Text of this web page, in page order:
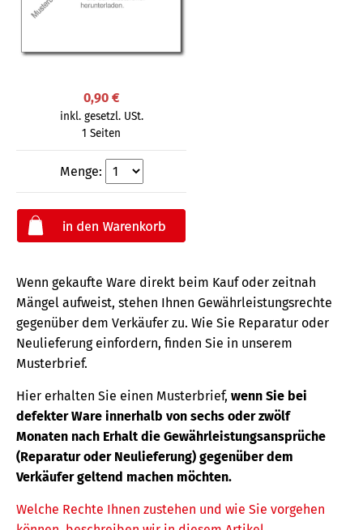
0,90 €
inkl. gesetzl. USt.
1 Seiten
Menge:
Wenn gekaufte Ware direkt beim Kauf oder zeitnah
Mängel aufweist, stehen Ihnen Gewährleistungsrechte
gegenüber dem Verkäufer zu. Wie Sie Reparatur oder
Neulieferung einfordern, finden Sie in unserem
Musterbrief.
Hier erhalten Sie einen Musterbrief, wenn Sie bei
defekter Ware innerhalb von sechs oder zwölf
Monaten nach Erhalt die Gewährleistungsansprüche
(Reparatur oder Neulieferung) gegenüber dem
Verkäufer geltend machen möchten.
Welche Rechte Ihnen zustehen und wie Sie vorgehen